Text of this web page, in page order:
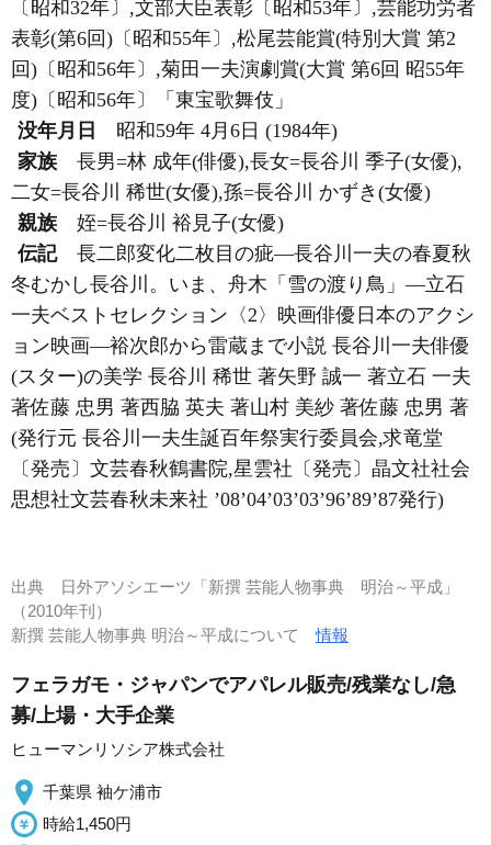
〔昭和32年〕,文部大臣表彰〔昭和53年〕,芸能功労者
表彰(第6回)〔昭和55年〕,松尾芸能賞(特別大賞 第2
回)〔昭和56年〕,菊田一夫演劇賞(大賞 第6回 昭55年
度)〔昭和56年〕「東宝歌舞伎」
没年月日
昭和59年 4月6日 (1984年)
家族
長男=林 成年(俳優),長女=長谷川 季子(女優),
二女=長谷川 稀世(女優),孫=長谷川 かずき(女優)
親族
姪=長谷川 裕見子(女優)
伝記
長二郎変化二枚目の疵―長谷川一夫の春夏秋
冬むかし長谷川。いま、舟木「雪の渡り鳥」―立石
一夫ベストセレクション〈2〉映画俳優日本のアクシ
ョン映画―裕次郎から雷蔵まで小説 長谷川一夫俳優
(スター)の美学 長谷川 稀世 著矢野 誠一 著立石 一夫
著佐藤 忠男 著西脇 英夫 著山村 美紗 著佐藤 忠男 著
(発行元 長谷川一夫生誕百年祭実行委員会,求竜堂
〔発売〕文芸春秋鶴書院,星雲社〔発売〕晶文社社会
思想社文芸春秋未来社 ’08’04’03’03’96’89’87発行)
出典
日外アソシエーツ「新撰 芸能人物事典 明治～平成」
（2010年刊）
新撰 芸能人物事典 明治～平成について情報
フェラガモ・ジャパンでアパレル販売/残業なし/急
募/上場・大手企業
ヒューマンリソシア株式会社
千葉県 袖ケ浦市
時給1,450円